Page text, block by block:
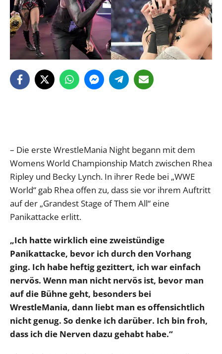
– Die erste WrestleMania Night begann mit dem
Womens World Championship Match zwischen Rhea
Ripley und Becky Lynch. In ihrer Rede bei „WWE
World“ gab Rhea offen zu, dass sie vor ihrem Auftritt
auf der „Grandest Stage of Them All“ eine
Panikattacke erlitt.
„Ich hatte wirklich eine zweistündige
Panikattacke, bevor ich durch den Vorhang
ging. Ich habe heftig gezittert, ich war einfach
nervös. Wenn man nicht nervös ist, bevor man
auf die Bühne geht, besonders bei
WrestleMania, dann liebt man es offensichtlich
nicht genug. So denke ich darüber. Ich bin froh,
dass ich die Nerven dazu gehabt habe.“